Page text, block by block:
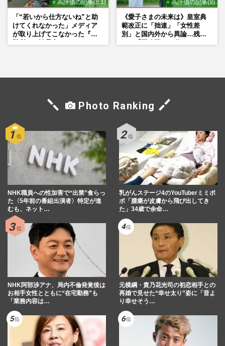
⭐ 高評価の記事(8.1)
「“若いから仕方ないね”と助
けてくれなかった」メディア
が取り上げてこなかった『避
⭐ 高評価の記事(9)
《愛子さまの未来は》皇室典
範改正に「拙速」「女性差
別」と国内外から異論…残さ
Photo Ranking
NHK職員への性加害で“出禁”食らっ
た〈5年前の番組出演者〉特定が進
むも、ネット…
乳がんステージ4のYouTuberミミポ
ポ「腫瘍が皮膚から飛び出してき
た」34歳で余命…
NHK阿部渉アナ、局内不倫発覚後は
お相手女性とともに“在宅勤務”も
「業務内容は…
元横綱・貴乃花光司の初恋相手との
再婚で見せた“幸せ太り”姿に「昔よ
り幸せそう…